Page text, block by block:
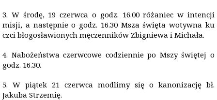
3. W środę, 19 czerwca o godz. 16.00 różaniec w intencji
misji, a następnie o godz. 16.30 Msza święta wotywna ku
czci błogosławionych męczenników Zbigniewa i Michała.
4. Nabożeństwa czerwcowe codziennie po Mszy świętej o
godz. 16.30.
5. W piątek 21 czerwca modlimy się o kanonizację bł.
Jakuba Strzemię.